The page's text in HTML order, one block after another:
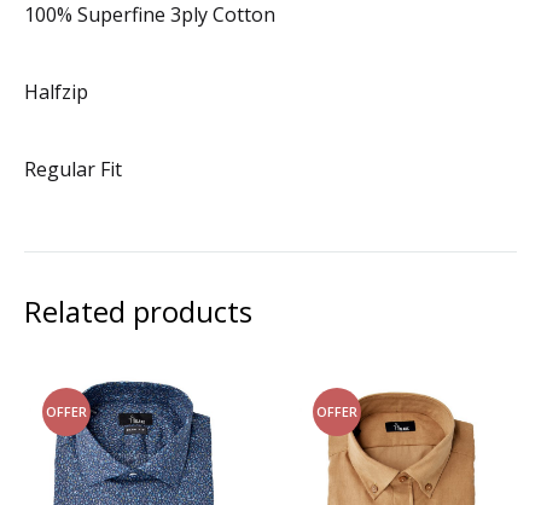
100% Superfine 3ply Cotton
Halfzip
Regular Fit
Related products
OFFER OFFER